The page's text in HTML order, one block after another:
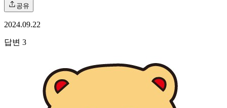
공유
2024.09.22
답변 3